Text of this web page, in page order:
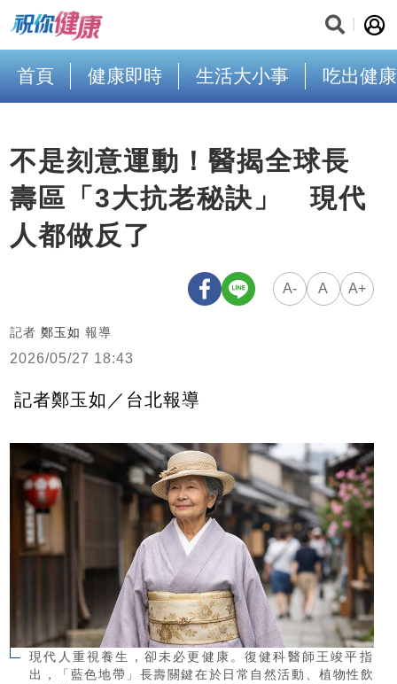
首頁 健康即時 生活大小事 吃出健康
不是刻意運動！醫揭全球長
壽區「3大抗老秘訣」 現代
人都做反了
A- A A+
記者 鄭玉如 報導
2026/05/27 18:43
記者鄭玉如／台北報導
現代人重視養生，卻未必更健康。復健科醫師王竣平指
出，「藍色地帶」長壽關鍵在於日常自然活動、植物性飲